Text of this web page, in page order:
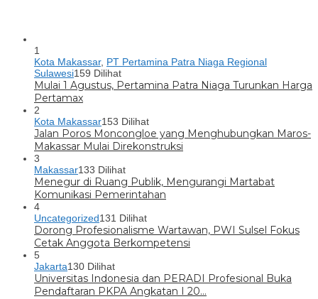
1
Kota Makassar, PT Pertamina Patra Niaga Regional
Sulawesi159 Dilihat
Mulai 1 Agustus, Pertamina Patra Niaga Turunkan Harga
Pertamax
2
Kota Makassar153 Dilihat
Jalan Poros Moncongloe yang Menghubungkan Maros-
Makassar Mulai Direkonstruksi
3
Makassar133 Dilihat
Menegur di Ruang Publik, Mengurangi Martabat
Komunikasi Pemerintahan
4
Uncategorized131 Dilihat
Dorong Profesionalisme Wartawan, PWI Sulsel Fokus
Cetak Anggota Berkompetensi
5
Jakarta130 Dilihat
Universitas Indonesia dan PERADI Profesional Buka
Pendaftaran PKPA Angkatan I 20…